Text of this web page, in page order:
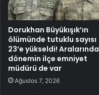
Dorukhan Büyükışık’ın
ölümünde tutuklu sayısı
23’e yükseldi! Aralarında
dönemin ilçe emniyet
müdürü de var
Ağustos 7, 2026